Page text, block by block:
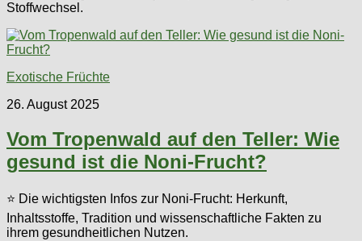
Stoffwechsel.
Exotische Früchte
26. August 2025
Vom Tropenwald auf den Teller: Wie
gesund ist die Noni-Frucht?
⭐ Die wichtigsten Infos zur Noni-Frucht: Herkunft,
Inhaltsstoffe, Tradition und wissenschaftliche Fakten zu
ihrem gesundheitlichen Nutzen.